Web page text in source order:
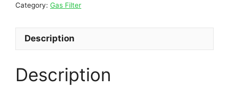
Category: Gas Filter
Description
Description